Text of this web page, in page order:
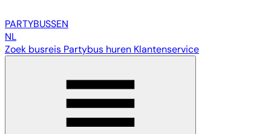
PARTYBUSSEN
NL
Zoek busreis Partybus huren Klantenservice